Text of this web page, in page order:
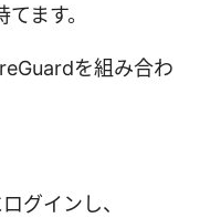
ます。
を組み合わ
グインし、